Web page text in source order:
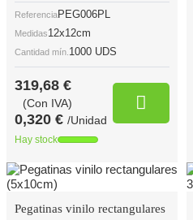
ReferenciaPEG006PL
Medidas12x12cm
Cantidad mín. 1000 UDS
319,68 €
(Con IVA)
0,320 € /Unidad
Hay stock
Pegatinas vinilo rectangulares